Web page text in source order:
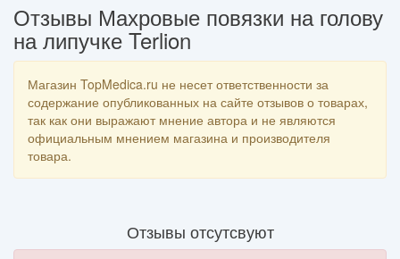
Отзывы Махровые повязки на голову
на липучке Terlion
Магазин TopMedica.ru не несет ответственности за
содержание опубликованных на сайте отзывов о товарах,
так как они выражают мнение автора и не являются
официальным мнением магазина и производителя
товара.
Отзывы отсутсвуют